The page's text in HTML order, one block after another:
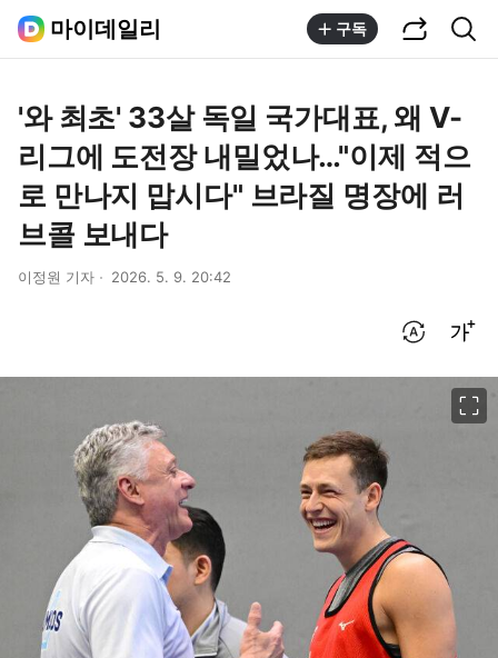
마이데일리 구독
'와 최초' 33살 독일 국가대표, 왜 V-
리그에 도전장 내밀었나…"이제 적으
로 만나지 맙시다" 브라질 명장에 러
브콜 보내다
이정원 기자 2026. 5. 9. 20:42